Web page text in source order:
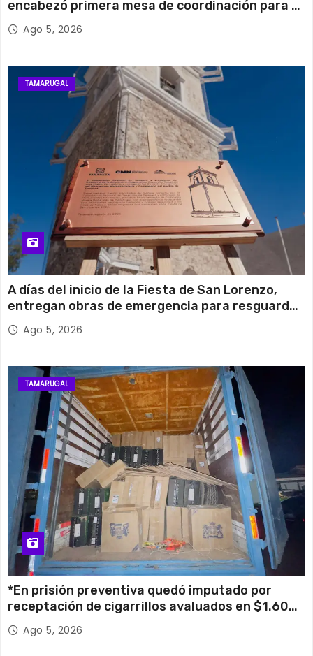
encabezó primera mesa de coordinación para el
retiro de cables en desuso en Iquique
Ago 5, 2026
TAMARUGAL
A días del inicio de la Fiesta de San Lorenzo,
entregan obras de emergencia para resguardar
su histórico campanario
Ago 5, 2026
TAMARUGAL
*En prisión preventiva quedó imputado por
receptación de cigarrillos avaluados en $1.600
millones*
Ago 5, 2026